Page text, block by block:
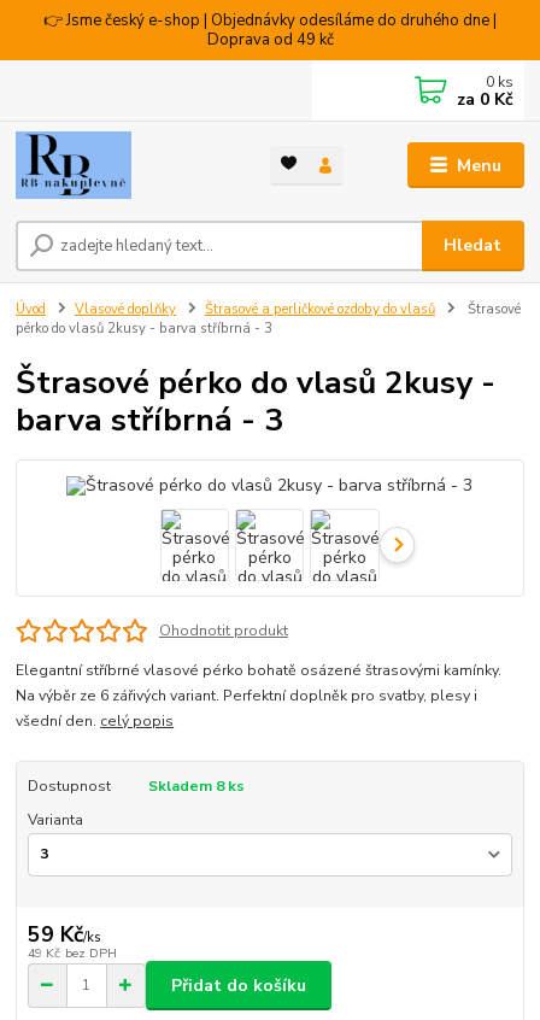
👉 Jsme český e-shop | Objednávky odesíláme do druhého dne |
Doprava od 49 kč
Menu
Hledat
0 ks
za 0 Kč
Úvod Vlasové doplňky Štrasové a perličkové ozdoby do vlasů
Štrasové
pérko do vlasů 2kusy - barva stříbrná - 3
Štrasové pérko do vlasů 2kusy -
barva stříbrná - 3
Ohodnotit produkt
Elegantní stříbrné vlasové pérko bohatě osázené štrasovými kamínky.
Na výběr ze 6 zářivých variant. Perfektní doplněk pro svatby, plesy i
všední den. celý popis
Dostupnost
Skladem 8 ks
Varianta
59 Kč/ks
49 Kč bez DPH
Přidat do košíku